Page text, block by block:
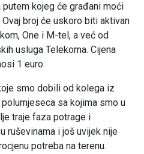
kojeg će građani moći
broj će uskoro biti aktivan
One i M-tel, a već od
usluga Telekoma. Cijena
1 euro.
smo dobili od kolega iz
sa kojima smo u
traje faza potrage i
ruševinama i još uvijek nije
potreba na terenu.